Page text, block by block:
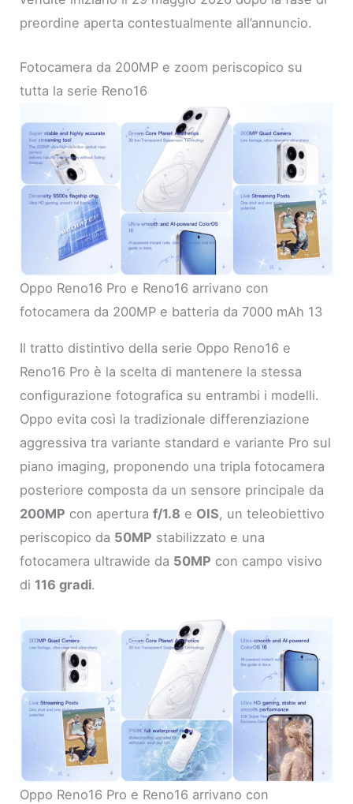
preordine aperta contestualmente all’annuncio.
Fotocamera da 200MP e zoom periscopico su
tutta la serie Reno16
Oppo Reno16 Pro e Reno16 arrivano con
fotocamera da 200MP e batteria da 7000 mAh 13
Il tratto distintivo della serie Oppo Reno16 e
Reno16 Pro è la scelta di mantenere la stessa
configurazione fotografica su entrambi i modelli.
Oppo evita così la tradizionale differenziazione
aggressiva tra variante standard e variante Pro sul
piano imaging, proponendo una tripla fotocamera
posteriore composta da un sensore principale da
200MP con aperturaf/1.8 e OIS, un teleobiettivo
periscopico da 50MP stabilizzato e una
fotocamera ultrawide da 50MP con campo visivo
di 116 gradi.
Oppo Reno16 Pro e Reno16 arrivano con